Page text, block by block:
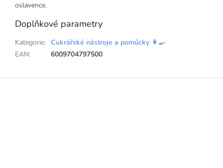
oslavence.
Doplňkové parametry
Kategorie: Cukrářské nástroje a pomůcky 👩‍🍳
EAN: 6009704797500
Z